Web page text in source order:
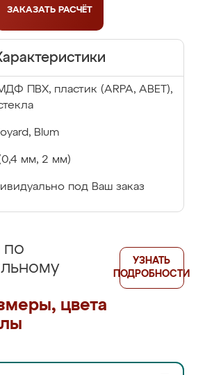
ЗАКАЗАТЬ РАСЧЁТ
ПВХ, пластик (ARPA, ABET),
Blum
мм, 2 мм)
под Ваш заказ
по
цвета
УЗНАТЬ
ПОДРОБНОСТИ